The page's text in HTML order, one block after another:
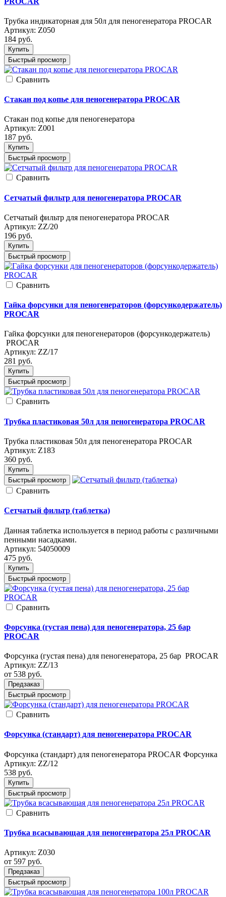
Трубка индикаторная для 50л для пеногенератора PROCAR
Артикул: Z050
184 руб.
Купить
Быстрый просмотр
Cравнить
Стакан под копье для пеногенератора PROCAR
Стакан под копье для пеногенератора
Артикул: Z001
187 руб.
Купить
Быстрый просмотр
Cравнить
Сетчатый фильтр для пеногенератора PROCAR
Сетчатый фильтр для пеногенератора PROCAR
Артикул: ZZ/20
196 руб.
Купить
Быстрый просмотр
Cравнить
Гайка форсунки для пеногенераторов (форсункодержатель)
PROCAR
Гайка форсунки для пеногенераторов (форсункодержатель)
PROCAR
Артикул: ZZ/17
281 руб.
Купить
Быстрый просмотр
Cравнить
Трубка пластиковая 50л для пеногенератора PROCAR
Трубка пластиковая 50л для пеногенератора PROCAR
Артикул: Z183
360 руб.
Купить
Быстрый просмотр
Cравнить
Сетчатый фильтр (таблетка)
Данная таблетка используется в период работы с различными
пенными насадками.
Артикул: 54050009
475 руб.
Купить
Быстрый просмотр
Cравнить
Форсунка (густая пена) для пеногенератора, 25 бар
PROCAR
Форсунка (густая пена) для пеногенератора, 25 бар PROCAR
Артикул: ZZ/13
от 538 руб.
Предзаказ
Быстрый просмотр
Cравнить
Форсунка (стандарт) для пеногенератора PROCAR
Форсунка (стандарт) для пеногенератора PROCAR Форсунка
Артикул: ZZ/12
538 руб.
Купить
Быстрый просмотр
Cравнить
Трубка всасывающая для пеногенератора 25л PROCAR
Артикул: Z030
от 597 руб.
Предзаказ
Быстрый просмотр